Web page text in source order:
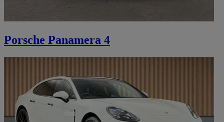
Porsche Panamera 4